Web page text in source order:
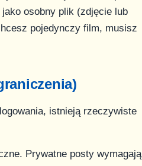
osobny plik (zdjęcie lub
pojedynczy film, musisz
istnieją rzeczywiste
Prywatne posty wymagają